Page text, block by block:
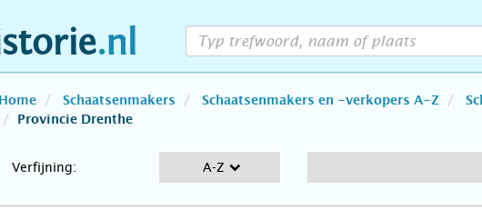
Home Schaatsenmakers Schaatsenmakers en -verkopers A-Z
Provincie Drenthe
Verfijning: A-Z